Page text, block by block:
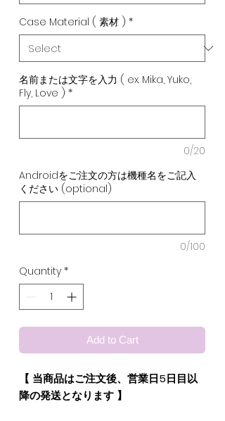
Case Material ( 素材 ) *
名前または文字を入力 ( ex. Mika, Yuko,
Fly, Love ) *
0/20
Androidをご注文の方は機種名をご記入
ください (optional)
0/100
Quantity *
Add to Cart
【 当商品はご注文後、営業日5日目以
降の発送となります 】